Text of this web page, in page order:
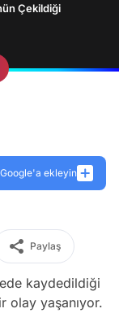
Çekildiği
ekleyin
Paylaş
kaydedildiği
olay yaşanıyor.